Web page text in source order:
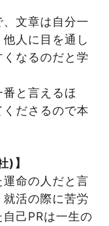
文章は自分一
人に目を通し
なるのだと学
と言えるほ
ださるので本
) 】
命の人だと言
活の際に苦労
己PRは一生の